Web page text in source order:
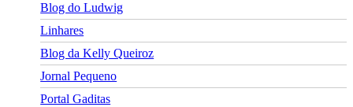
Blog do Ludwig
Linhares
Blog da Kelly Queiroz
Jornal Pequeno
Portal Gaditas